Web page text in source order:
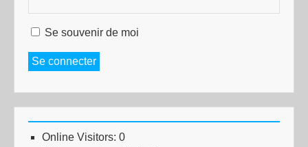
Se souvenir de moi
Se connecter
Online Visitors: 0